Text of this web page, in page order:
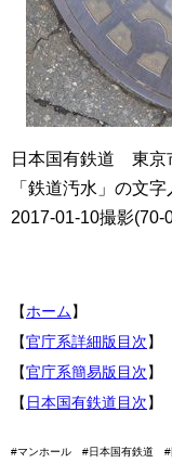
日本国有鉄道 東京
「鉄道汚水」の文字
2017-01-10撮影(70-
【ホーム】
【官庁系詳細版目次】
【官庁系簡易版目次】
【 日本国有鉄道目次】
#マンホール #日本国有鉄道